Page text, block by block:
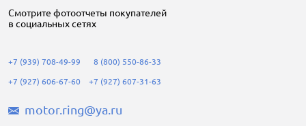
Cмотрите фотоотчеты покупателей
в социальных сетях
+7 (939) 708-49-99
+7 (927) 606-67-60
8 (800) 550-86-33
+7 (927) 607-31-63
motor.ring@ya.ru